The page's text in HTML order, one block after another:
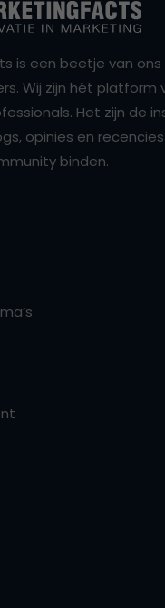
is een beetje van ons
Wij zijn hét platform
Het zijn de
opinies en
binden.